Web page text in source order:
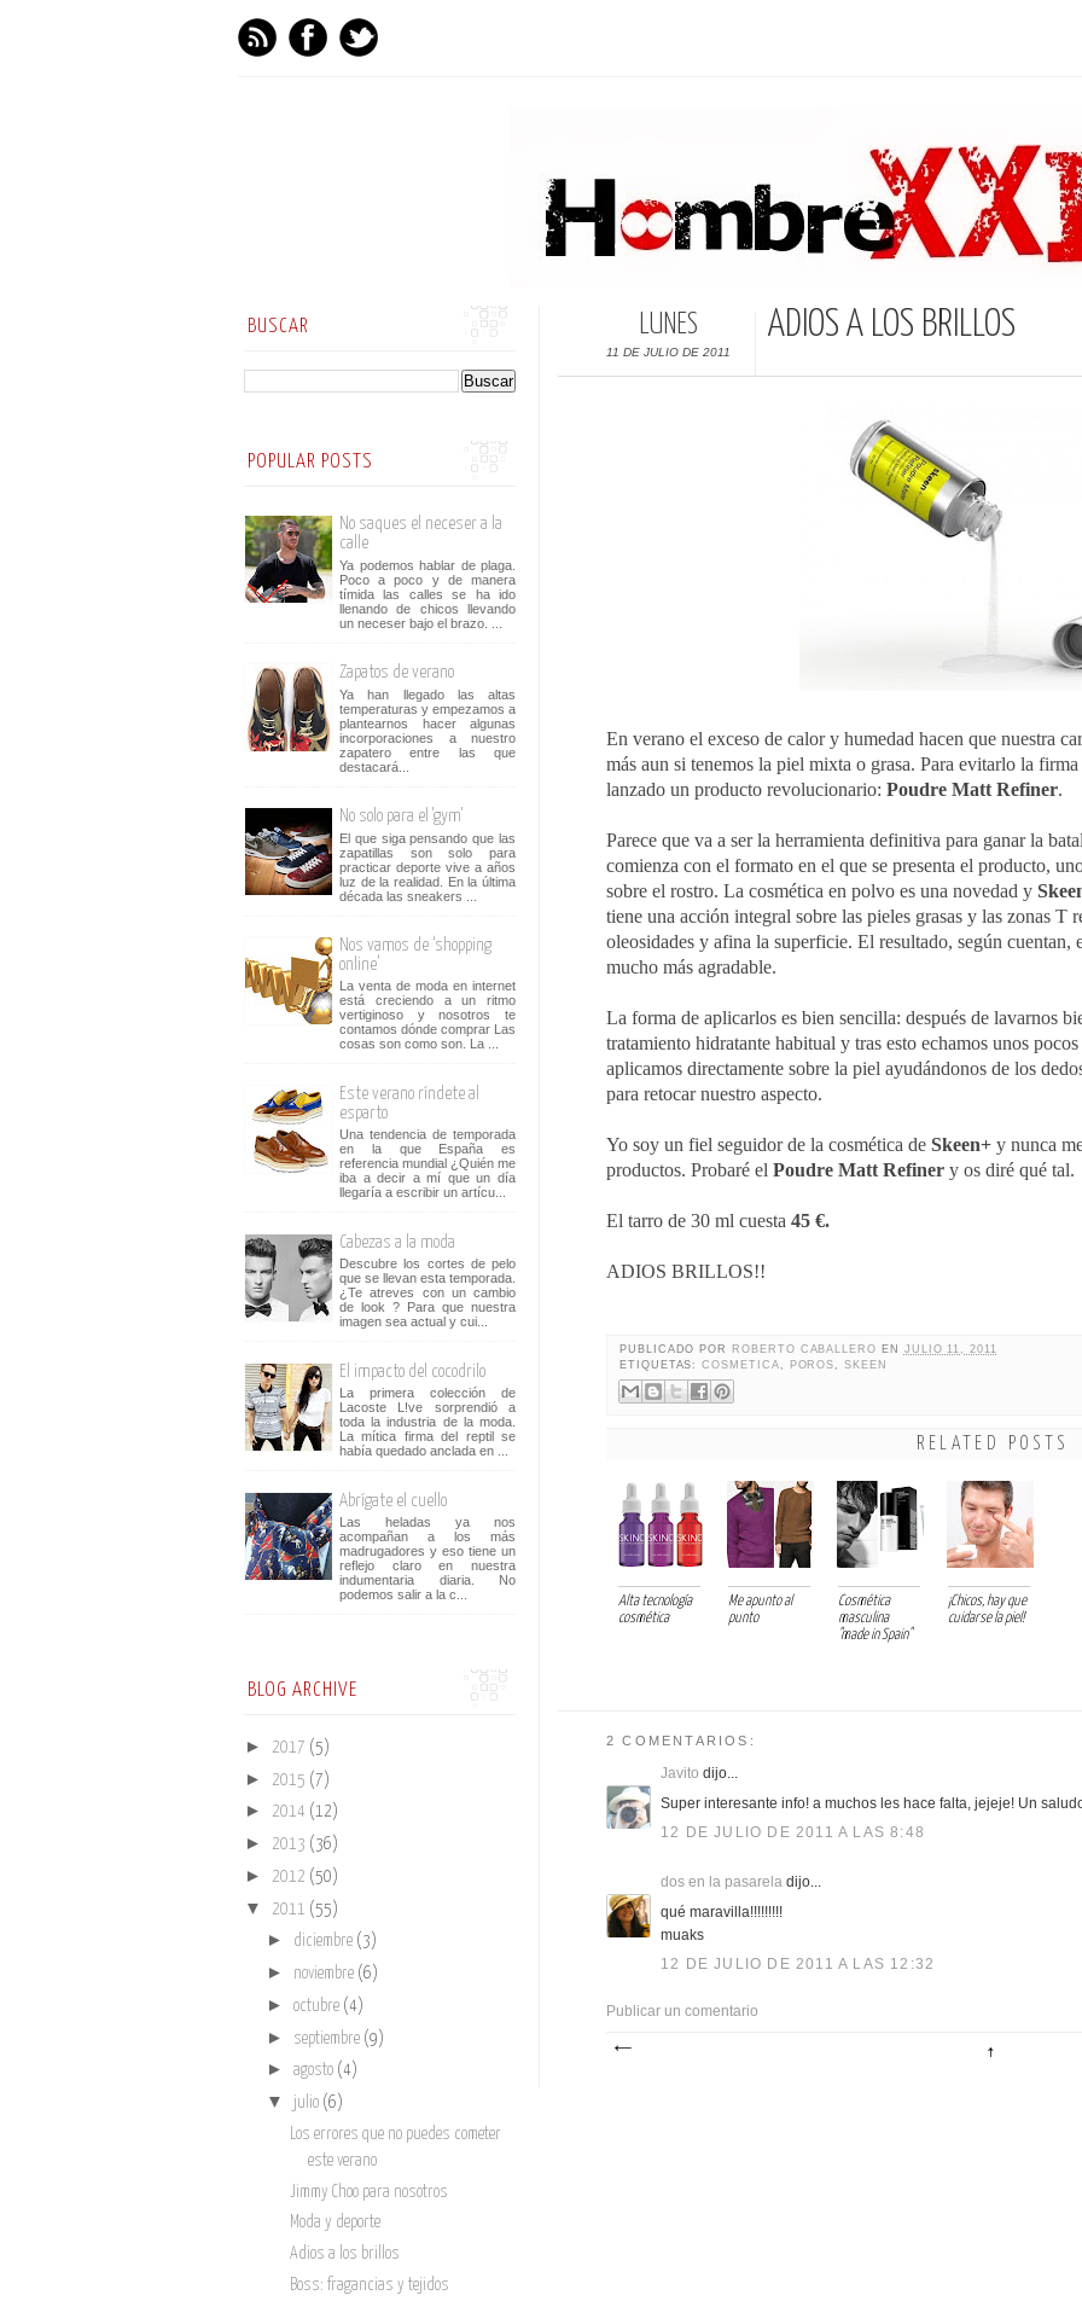
LUNES
11 DE JULIO DE 2011
ADIOS A LOS BRILLOS
En verano el exceso de calor y humedad hacen que nuestra
más aun si tenemos la piel mixta o grasa. Para evitarlo la
lanzado un producto revolucionario: Poudre Matt Refiner.
Parece que va a ser la herramienta definitiva para ganar la
comienza con el formato en el que se presenta el producto,
sobre el rostro. La cosmética en polvo es una novedad y
tiene una acción integral sobre las pieles grasas y las zonas T
oleosidades y afina la superficie. El resultado, según
mucho más agradable.
La forma de aplicarlos es bien sencilla: después de lavarnos
tratamiento hidratante habitual y tras esto echamos unos
aplicamos directamente sobre la piel ayudándonos de los
para retocar nuestro aspecto.
Yo soy un fiel seguidor de la cosmética de Skeen+ y nunca
productos. Probaré el Poudre Matt Refiner y os diré qué tal.
El tarro de 30 ml cuesta 45 €.
ADIOS BRILLOS!!
PUBLICADO POR ROBERTO CABALLERO EN JULIO 11, 2011
ETIQUETAS:COSMETICA, POROS,SKEEN
RELATED POSTS
Alta tecnología
cosmética
Me apunto al
punto
Cosmética
masculina
"made in Spain"
¡Chicos, hay que
cuidarse la piel!
2 COMENTARIOS:
Javito dijo...
Super interesante info! a muchos les hace falta, jejeje! Un
12 DE JULIO DE 2011 A LAS 8:48
dos en la pasarela dijo...
qué maravilla!!!!!!!!!
muaks
12 DE JULIO DE 2011 A LAS 12:32
Publicar un comentario
BUSCAR
POPULAR POSTS
No saques el neceser a la
calle
Ya podemos hablar de plaga.
Poco a poco y de manera
tímida las calles se ha ido
llenando de chicos llevando
un neceser bajo el brazo. ...
Zapatos de verano
Ya han llegado las altas
temperaturas y empezamos a
plantearnos hacer algunas
incorporaciones a nuestro
zapatero entre las que
destacará...
No solo para el 'gym'
El que siga pensando que las
zapatillas son solo para
practicar deporte vive a años
luz de la realidad. En la última
década las sneakers ...
Nos vamos de ‘shopping
online’
La venta de moda en internet
está creciendo a un ritmo
vertiginoso y nosotros te
contamos dónde comprar Las
cosas son como son. La ...
Este verano ríndete al
esparto
Una tendencia de temporada
en la que España es
referencia mundial ¿Quién me
iba a decir a mí que un día
llegaría a escribir un artícu...
Cabezas a la moda
Descubre los cortes de pelo
que se llevan esta temporada.
¿Te atreves con un cambio
de look ? Para que nuestra
imagen sea actual y cui...
El impacto del cocodrilo
La primera colección de
Lacoste L!ve sorprendió a
toda la industria de la moda.
La mítica firma del reptil se
había quedado anclada en ...
Abrígate el cuello
Las heladas ya nos
acompañan a los más
madrugadores y eso tiene un
reflejo claro en nuestra
indumentaria diaria. No
podemos salir a la c...
BLOG ARCHIVE
► 2017 (5)
► 2015 (7)
► 2014 (12)
► 2013 (36)
► 2012 (50)
▼ 2011 (55)
► diciembre (3)
► noviembre (6)
► octubre (4)
► septiembre (9)
► agosto (4)
▼ julio (6)
Los errores que no puedes cometer
este verano
Jimmy Choo para nosotros
Moda y deporte
Adios a los brillos
Boss: fragancias y tejidos